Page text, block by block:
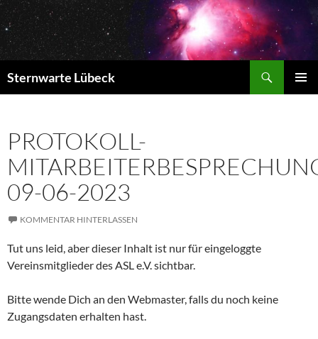
Zum
Inhalt
springen
Sternwarte Lübeck
PROTOKOLL-
09-06-2023
KOMMENTAR HINTERLASSEN
Tut uns leid, aber dieser Inhalt ist nur für eingeloggte
Vereinsmitglieder des ASL e.V. sichtbar.
Bitte wende Dich an den Webmaster, falls du noch keine
Zugangsdaten erhalten hast.